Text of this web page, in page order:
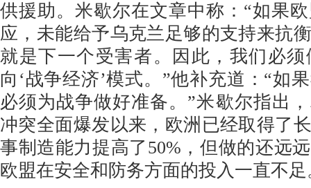
供援助。米歇尔在文章中称：“如果
应，未能给予乌克兰足够的支持来抗
就是下一个受害者。因此，我们必
向‘战争经济’模式。”他补充道：“如
必须为战争做好准备。”米歇尔指出
冲突全面爆发以来，欧洲已经取得了
事制造能力提高了50%，但做的还远
欧盟在安全和防务方面的投入一直不足